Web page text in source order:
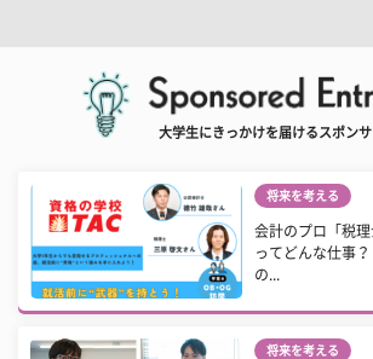
大学生にきっかけを届けるスポン
将来を考える
会計のプロ「税理
ってどんな仕事
の...
将来を考える